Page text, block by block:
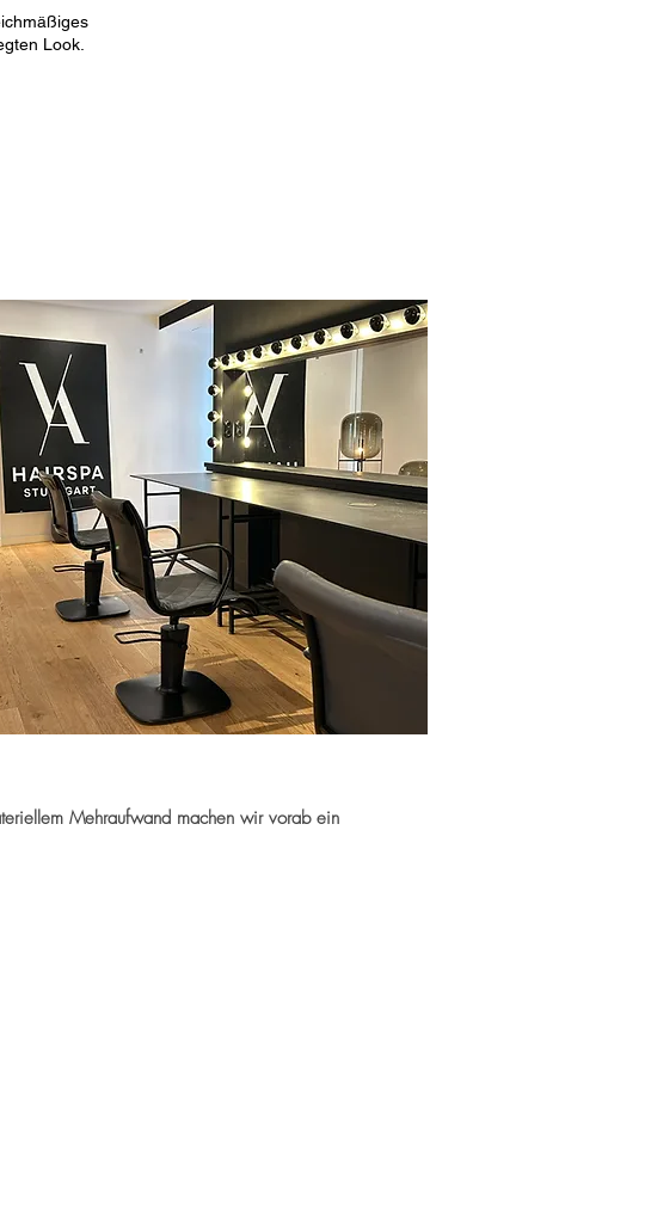
Look.
Mehraufwand machen wir vorab ein